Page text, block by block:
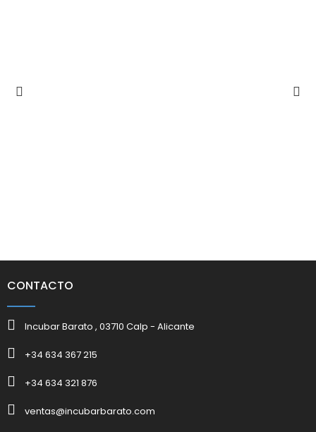
CONTACTO
Incubar Barato , 03710 Calp - Alicante
+34 634 367 215
+34 634 321 876
ventas@incubarbarato.com